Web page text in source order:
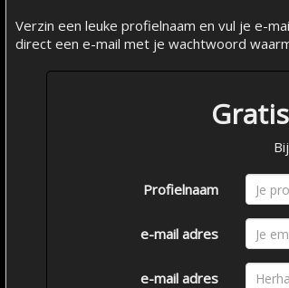
Verzin een leuke profielnaam en vul je e-
direct een e-mail met je wachtwoord
Profielnaam
e-mail adres
e-mail adres